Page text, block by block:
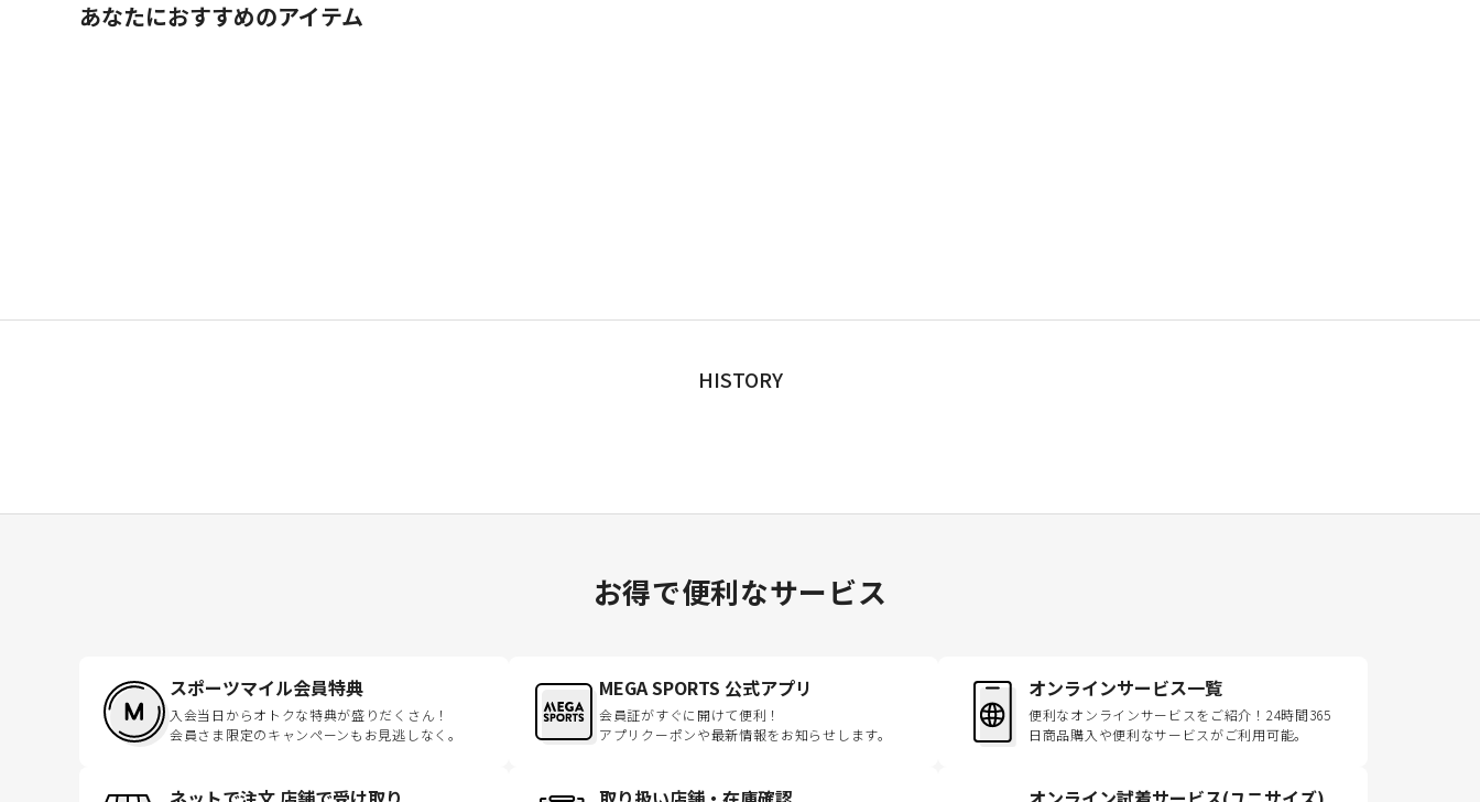
あなたにおすすめのアイテム
HISTORY
お得で便利なサービス
スポーツマイル会員特典
入会当日からオトクな特典が盛りだくさん！
会員さま限定のキャンペーンもお見逃しなく。
MEGA SPORTS 公式アプリ
会員証がすぐに開けて便利！
アプリクーポンや最新情報をお知らせします。
オンラインサービス一覧
便利なオンラインサービスをご紹介！24時間365
日商品購入や便利なサービスがご利用可能。